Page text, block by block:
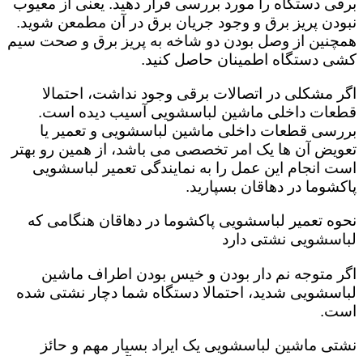
برقی دستگاه را مورد بررسی قرار دهید. یعنی از معیوب
نبودن پریز برق و وجود جریان برق در آن مطمعن شوید.
همچنین از وصل بودن دو شاخه به پریز برق و صحت سیم
کشی دستگاه اطمینان حاصل کنید.
اگر مشکلی در اتصالات برقی وجود نداشت، احتمالا
قطعات داخلی ماشین لباسشویی آسیب دیده است‌.
بررسی قطعات داخلی ماشین لباسشویی و تعمیر یا
تعویض آن ها یک امر تخصصی می باشد، از همین رو بهتر
است انجام این عمل را به نمایندگی تعمیر لباسشویی
پاکشوما در دهاقان بسپارید.
نحوه تعمیر لباسشویی پاکشوما در دهاقان هنگامی که
لباسشویی نشتی دارد
اگر متوجه نم دار بودن و خیس بودن اطراف ماشین
لباسشویی شدید، احتمالا دستگاه شما دچار نشتی شده
است‌.
نشتی ماشین لباسشویی یک ایراد بسیار مهم و حائز